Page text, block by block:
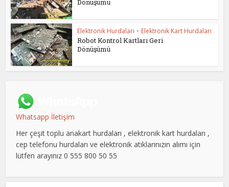
Elektronik Hurdaları • Elektronik Kart Hurdaları
Robot Kontrol Kartları Geri
Dönüşümü
Whatsapp İletişim
Her çeşit toplu anakart hurdaları , elektronik kart hurdaları ,
cep telefonu hurdaları ve elektronik atıklarınızın alımı için
lütfen arayınız 0 555 800 50 55